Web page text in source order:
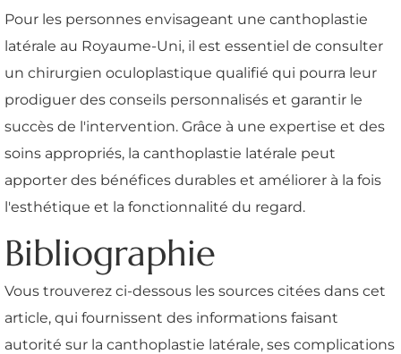
Pour les personnes envisageant une canthoplastie
latérale au Royaume-Uni, il est essentiel de consulter
un chirurgien oculoplastique qualifié qui pourra leur
prodiguer des conseils personnalisés et garantir le
succès de l'intervention. Grâce à une expertise et des
soins appropriés, la canthoplastie latérale peut
apporter des bénéfices durables et améliorer à la fois
l'esthétique et la fonctionnalité du regard.
Bibliographie
Vous trouverez ci-dessous les sources citées dans cet
article, qui fournissent des informations faisant
autorité sur la canthoplastie latérale, ses complications